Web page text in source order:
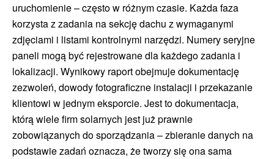
uruchomienie – często w różnym czasie. Każda faza
korzysta z zadania na sekcję dachu z wymaganymi
zdjęciami i listami kontrolnymi narzędzi. Numery seryjne
paneli mogą być rejestrowane dla każdego zadania i
lokalizacji. Wynikowy raport obejmuje dokumentację
zezwoleń, dowody fotograficzne instalacji i przekazanie
klientowi w jednym eksporcie. Jest to dokumentacja,
którą wiele firm solarnych jest już prawnie
zobowiązanych do sporządzania – zbieranie danych na
podstawie zadań oznacza, że tworzy się ona sama